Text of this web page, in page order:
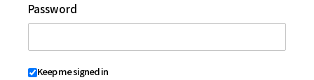
Password
Keep me signed in